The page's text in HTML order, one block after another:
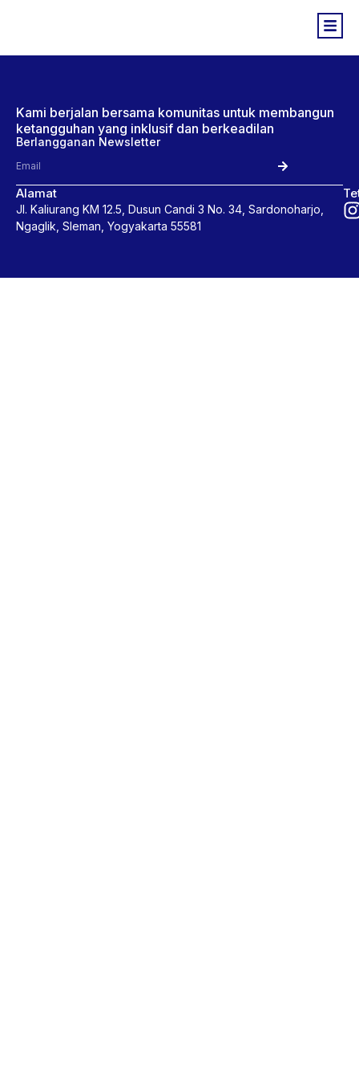
Kami berjalan bersama komunitas untuk membangun
ketangguhan yang inklusif dan berkeadilan
Berlangganan Newsletter
Alamat
Jl. Kaliurang KM 12.5, Dusun Candi 3 No. 34, Sardonoharjo,
Ngaglik, Sleman, Yogyakarta 55581